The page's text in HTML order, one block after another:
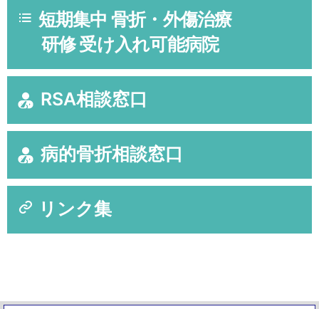
短期集中 骨折・外傷治療
研修 受け入れ可能病院
RSA相談窓口
病的骨折相談窓口
リンク集